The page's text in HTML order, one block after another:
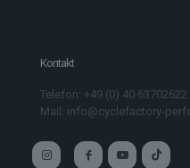
Kontakt
Telefon: +49 (0) 40 63702622
Mail: info@cyclefactory-